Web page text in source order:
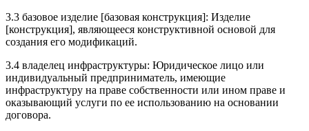
3.3 базовое изделие [базовая конструкция]: Изделие
[конструкция], являющееся конструктивной основой для
создания его модификаций.
3.4 владелец инфраструктуры: Юридическое лицо или
индивидуальный предприниматель, имеющие
инфраструктуру на праве собственности или ином праве и
оказывающий услуги по ее использованию на основании
договора.